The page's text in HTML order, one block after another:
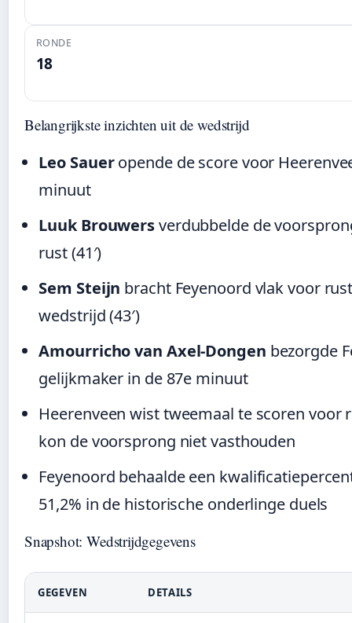
RONDE
18
Belangrijkste inzichten uit de wedstrijd
Leo Saueropende de score voor
minuut
Luuk Brouwersverdubbelde de
rust (41′)
Sem Steijn bracht Feyenoord vlak voor
wedstrijd (43′)
Amourricho van Axel-Dongen bezorgde
gelijkmaker in de 87e minuut
Heerenveen wist tweemaal te scoren voor
kon de voorsprong niet vasthouden
Feyenoord behaalde een
51,2% in de historische onderlinge duels
Snapshot: Wedstrijdgegevens
GEGEVEN DETAILS